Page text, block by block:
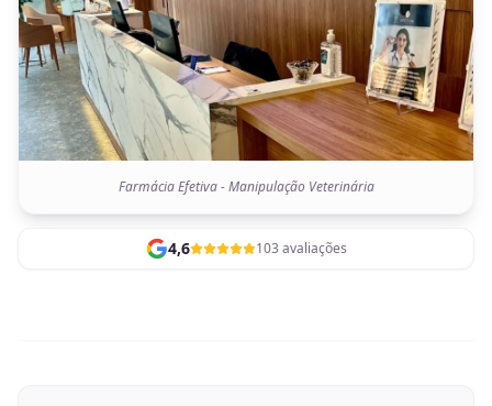
Farmácia Efetiva - Manipulação Veterinária
4,6 103 avaliações